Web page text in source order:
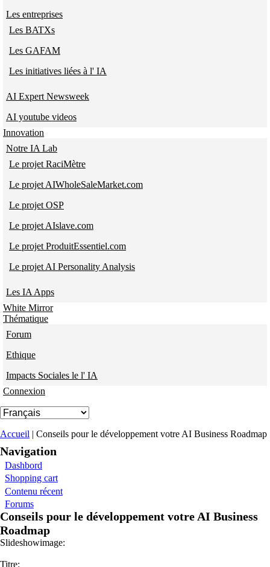
Les entreprises
Les BATXs
Les GAFAM
Les initiatives liées à l' IA
AI Expert Newsweek
AI youtube videos
Innovation
Notre IA Lab
Le projet RaciMètre
Le projet AIWholeSaleMarket.com
Le projet OSP
Le projet AIslave.com
Le projet ProduitEssentiel.com
Le projet AI Personality Analysis
Les IA Apps
White Mirror
Thématique
Forum
Ethique
Impacts Sociales le l' IA
Connexion
Vous êtes ici
Accueil | Conseils pour le développement votre AI Business Roadmap
Navigation
Dashbord
Shopping cart
Contenu récent
Forums
Conseils pour le développement votre AI Business
Roadmap
Slideshowimage:
Titre: